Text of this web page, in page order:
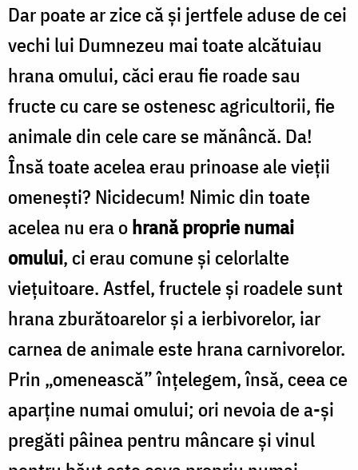
Dar poate ar zice că și jertfele aduse de cei
vechi lui Dumnezeu mai toate alcătuiau
hrana omului, căci erau fie roade sau
fructe cu care se ostenesc agricultorii, fie
animale din cele care se mănâncă. Da!
Însă toate acelea erau prinoase ale vieții
omenești? Nicidecum! Nimic din toate
acelea nu era ohrană proprie numai
omului, ci erau comune și celorlalte
viețuitoare. Astfel, fructele și roadele sunt
hrana zburătoarelor și a ierbivorelor, iar
carnea de animale este hrana carnivorelor.
Prin „omenească” înțelegem, însă, ceea ce
aparține numai omului; ori nevoia de a-și
pregăti pâinea pentru mâncare și vinul